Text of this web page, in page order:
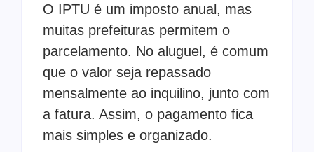
O IPTU é um imposto anual, mas
muitas prefeituras permitem o
parcelamento. No aluguel, é comum
que o valor seja repassado
mensalmente ao inquilino, junto com
a fatura. Assim, o pagamento fica
mais simples e organizado.